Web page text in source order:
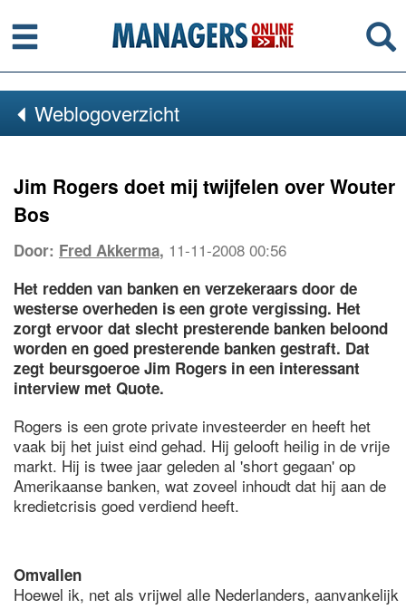
Menu
Weblogoverzicht
Jim Rogers doet mij twijfelen over Wouter
Bos
Door: Fred Akkerma, 11-11-2008 00:56
Het redden van banken en verzekeraars door de
westerse overheden is een grote vergissing. Het
zorgt ervoor dat slecht presterende banken beloond
worden en goed presterende banken gestraft. Dat
zegt beursgoeroe Jim Rogers in een interessant
interview met Quote.
Rogers is een grote private investeerder en heeft het
vaak bij het juist eind gehad. Hij gelooft heilig in de vrije
markt. Hij is twee jaar geleden al 'short gegaan' op
Amerikaanse banken, wat zoveel inhoudt dat hij aan de
kredietcrisis goed verdiend heeft.
Omvallen
Hoewel ik, net als vrijwel alle Nederlanders, aanvankelijk